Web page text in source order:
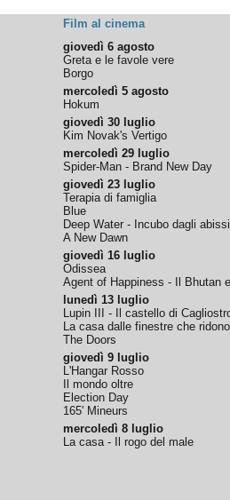
Film al cinema
giovedì 6 agosto
Greta e le favole vere
Borgo
mercoledì 5 agosto
Hokum
giovedì 30 luglio
Kim Novak's Vertigo
mercoledì 29 luglio
Spider-Man - Brand New Day
giovedì 23 luglio
Terapia di famiglia
Blue
Deep Water - Incubo dagli abissi
A New Dawn
giovedì 16 luglio
Odissea
Agent of Happiness - Il Bhutan
lunedì 13 luglio
Lupin III - Il castello di
La casa dalle finestre che ridono
The Doors
giovedì 9 luglio
L'Hangar Rosso
Il mondo oltre
Election Day
165' Mineurs
mercoledì 8 luglio
La casa - Il rogo del male